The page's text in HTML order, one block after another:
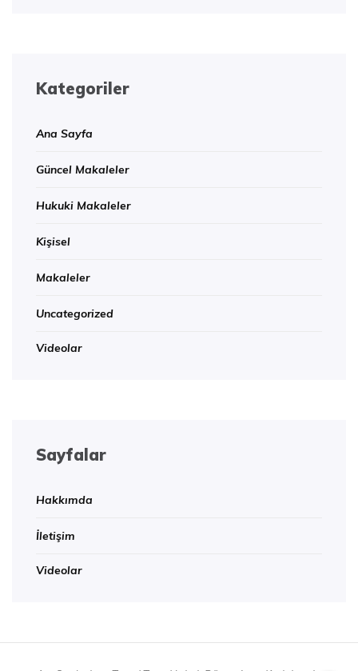
Kategoriler
Ana Sayfa
Güncel Makaleler
Hukuki Makaleler
Kişisel
Makaleler
Uncategorized
Videolar
Sayfalar
Hakkımda
İletişim
Videolar